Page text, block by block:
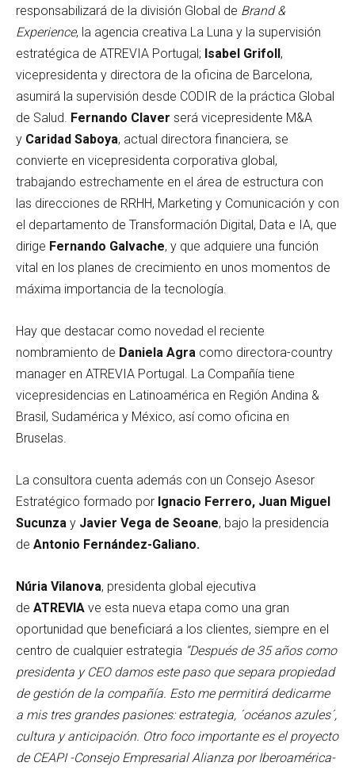
responsabilizará de la división Global de Brand &
Experience, la agencia creativa La Luna y la supervisión
estratégica de ATREVIA Portugal; Isabel Grifoll,
vicepresidenta y directora de la oficina de Barcelona,
asumirá la supervisión desde CODIR de la práctica Global
de Salud. Fernando Claver será vicepresidente M&A
y Caridad Saboya, actual directora financiera, se
convierte en vicepresidenta corporativa global,
trabajando estrechamente en el área de estructura con
las direcciones de RRHH, Marketing y Comunicación y con
el departamento de Transformación Digital, Data e IA, que
dirige Fernando Galvache, y que adquiere una función
vital en los planes de crecimiento en unos momentos de
máxima importancia de la tecnología.
Hay que destacar como novedad el reciente
nombramiento de Daniela Agra como directora-country
manager en ATREVIA Portugal. La Compañía tiene
vicepresidencias en Latinoamérica en Región Andina &
Brasil, Sudamérica y México, así como oficina en
Bruselas.
La consultora cuenta además con un Consejo Asesor
Estratégico formado por Ignacio Ferrero, Juan Miguel
Sucunza y Javier Vega de Seoane, bajo la presidencia
de Antonio Fernández-Galiano.
Núria Vilanova, presidenta global ejecutiva
de ATREVIA ve esta nueva etapa como una gran
oportunidad que beneficiará a los clientes, siempre en el
centro de cualquier estrategia “Después de 35 años como
presidenta y CEO damos este paso que separa propiedad
de gestión de la compañía. Esto me permitirá dedicarme
a mis tres grandes pasiones: estrategia, ´océanos azules´,
cultura y anticipación. Otro foco importante es el proyecto
de CEAPI -Consejo Empresarial Alianza por Iberoamérica-